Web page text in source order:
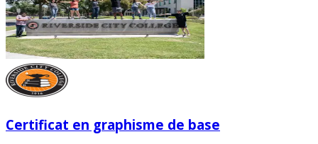
Certificat en graphisme de base